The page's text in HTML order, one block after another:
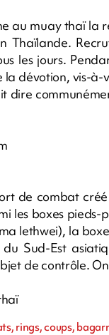
au muay thaï la
Thaïlande.
les jours.
dévotion, vis-
dire
de combat
les boxes pieds-
lethwei), la
Sud-Est
de contrôle.
rings, coups,